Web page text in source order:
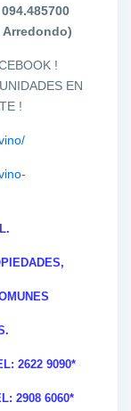
Arredondo)
!
EN
!
2622 9090*
2908 6060*